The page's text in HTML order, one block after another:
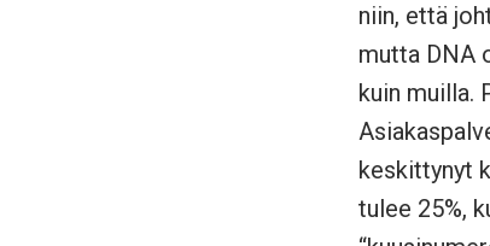
niin, että
mutta DNA
kuin muilla.
keskittynyt
tulee 25%,